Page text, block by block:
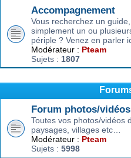
Accompagnement
Vous recherchez un
simplement un ou
périple ? Venez en parler
Modérateur : Pteam
Sujets : 1807
Forum photos/vidéos
Toutes vos photos/vidéos
paysages, villages etc…
Modérateur : Pteam
Sujets : 5998